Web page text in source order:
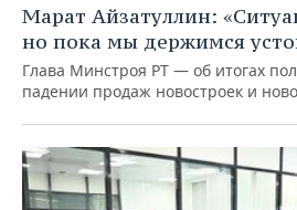
Марат Айзатуллин:
но пока мы держимся
Глава Минстроя РТ — об итогах
падении продаж новостроек и